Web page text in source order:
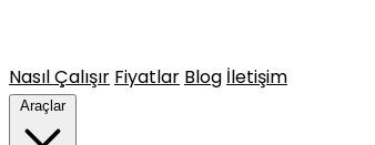
Nasıl Çalışır Fiyatlar Blog İletişim
Araçlar